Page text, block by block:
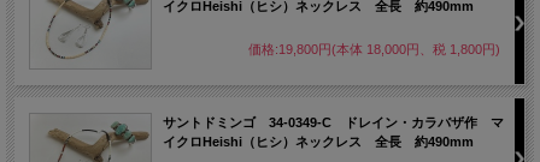
イクロHeishi（ヒシ）ネックレス 全長 約490mm
価格:19,800円(本体 18,000円、税 1,800円)
サントドミンゴ 34-0349-C ドレイン・カラバザ作 マ
イクロHeishi（ヒシ）ネックレス 全長 約490mm